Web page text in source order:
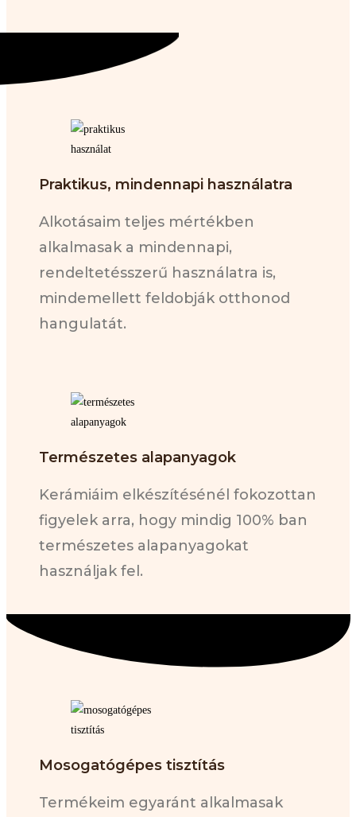
Praktikus, mindennapi használatra
Alkotásaim teljes mértékben
alkalmasak a mindennapi,
rendeltetésszerű használatra is,
mindemellett feldobják otthonod
hangulatát.
Természetes alapanyagok
Kerámiáim elkészítésénél fokozottan
figyelek arra, hogy mindig 100% ban
természetes alapanyagokat
használjak fel.
Mosogatógépes tisztítás
Termékeim egyaránt alkalmasak